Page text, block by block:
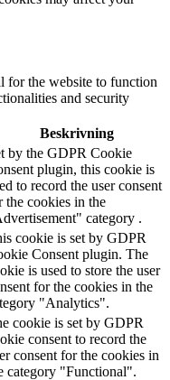
for the website to function
and security
Beskrivning
by the GDPR Cookie
plugin, this cookie is
to record the user consent
the cookies in the
category .
cookie is set by GDPR
Consent plugin. The
is used to store the user
for the cookies in the
"Analytics".
cookie is set by GDPR
consent to record the
consent for the cookies in
category "Functional".